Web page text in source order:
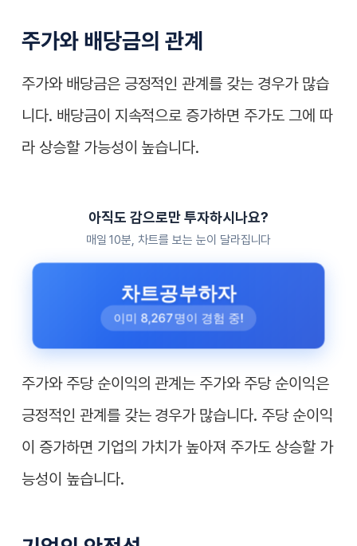
주가와 배당금의 관계
주가와 배당금은 긍정적인 관계를 갖는 경우가 많습
니다. 배당금이 지속적으로 증가하면 주가도 그에 따
라 상승할 가능성이 높습니다.
아직도 감으로만 투자하시나요?
매일 10분, 차트를 보는 눈이 달라집니다
차트공부하자
이미 8,267명이 경험 중!
주가와 주당 순이익의 관계는 주가와 주당 순이익은
긍정적인 관계를 갖는 경우가 많습니다. 주당 순이익
이 증가하면 기업의 가치가 높아져 주가도 상승할 가
능성이 높습니다.